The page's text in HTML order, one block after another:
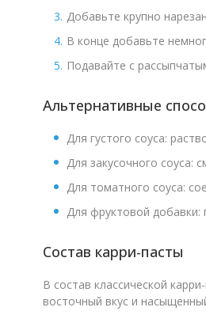
Добавьте крупно
В конце добавьте
Подавайте с
Альтернативные
Для густого соуса:
Для закусочного соуса:
Для томатного соуса:
Для фруктовой добавки:
Состав карри-пасты
В состав классической
восточный вкус и